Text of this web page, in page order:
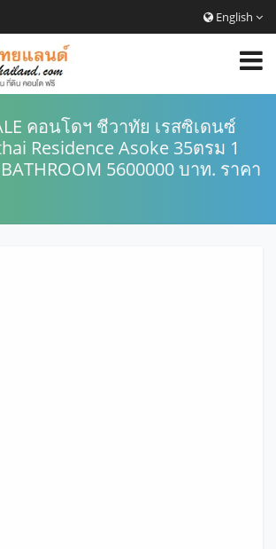
English
คอนโดฯ ชีวาทัย เรสซิเดนซ์
Residence Asoke 35ตรม 1
5600000 บาท. ราคา